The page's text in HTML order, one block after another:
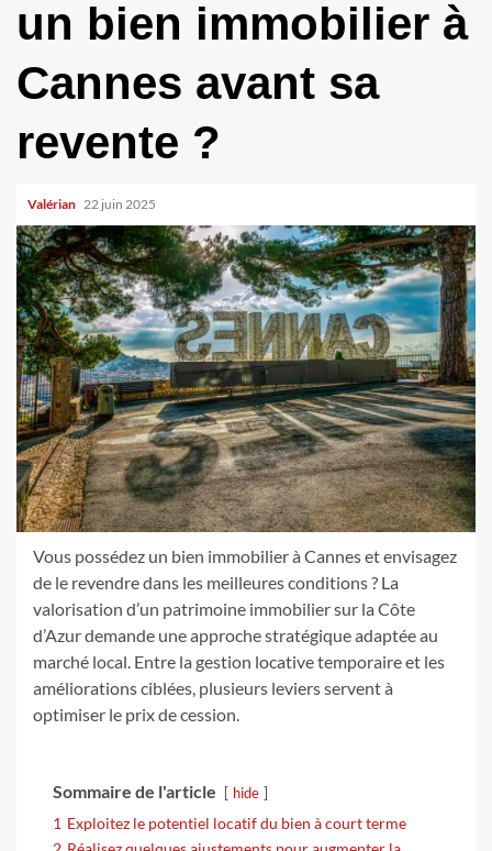
un bien immobilier à
Cannes avant sa
revente ?
Valérian 22 juin 2025
Vous possédez un bien immobilier à Cannes et envisagez
de le revendre dans les meilleures conditions ? La
valorisation d’un patrimoine immobilier sur la Côte
d’Azur demande une approche stratégique adaptée au
marché local. Entre la gestion locative temporaire et les
améliorations ciblées, plusieurs leviers servent à
optimiser le prix de cession.
Sommaire de l'article hide
1 Exploitez le potentiel locatif du bien à court terme